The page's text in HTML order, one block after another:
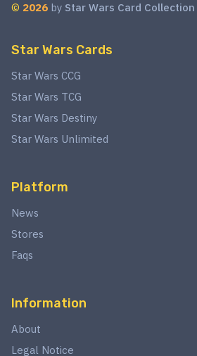
© 2026 by Star Wars Card Collection
Star Wars Cards
Star Wars CCG
Star Wars TCG
Star Wars Destiny
Star Wars Unlimited
Platform
News
Stores
Faqs
Information
About
Legal Notice